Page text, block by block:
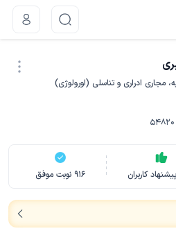
ادراری و تناسلی (اورولوژی)
54820
پیشنهاد کاربران 916 نوبت موفق